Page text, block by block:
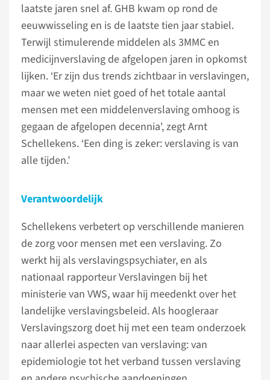
laatste jaren snel af. GHB kwam op rond de
eeuwwisseling en is de laatste tien jaar stabiel.
Terwijl stimulerende middelen als 3MMC en
medicijnverslaving de afgelopen jaren in opkomst
lijken. ‘Er zijn dus trends zichtbaar in verslavingen,
maar we weten niet goed of het totale aantal
mensen met een middelenverslaving omhoog is
gegaan de afgelopen decennia', zegt Arnt
Schellekens. ‘Een ding is zeker: verslaving is van
alle tijden.’
Verantwoordelijk
Schellekens verbetert op verschillende manieren
de zorg voor mensen met een verslaving. Zo
werkt hij als verslavingspsychiater, en als
nationaal rapporteur Verslavingen bij het
ministerie van VWS, waar hij meedenkt over het
landelijke verslavingsbeleid. Als hoogleraar
Verslavingszorg doet hij met een team onderzoek
naar allerlei aspecten van verslaving: van
epidemiologie tot het verband tussen verslaving